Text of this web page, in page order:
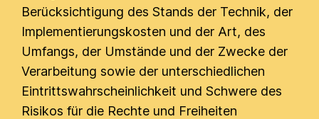
Berücksichtigung des Stands der Technik, der
Implementierungskosten und der Art, des
Umfangs, der Umstände und der Zwecke der
Verarbeitung sowie der unterschiedlichen
Eintrittswahrscheinlichkeit und Schwere des
Risikos für die Rechte und Freiheiten